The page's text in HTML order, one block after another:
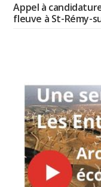
Appel à
fleuve à St-Rémy-